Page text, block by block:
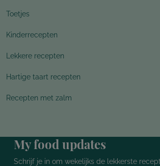
Toetjes
Kinderrecepten
Lekkere recepten
Hartige taart recepten
Recepten met zalm
My food updates
Schrijf je in om wekelijks de lekkerste